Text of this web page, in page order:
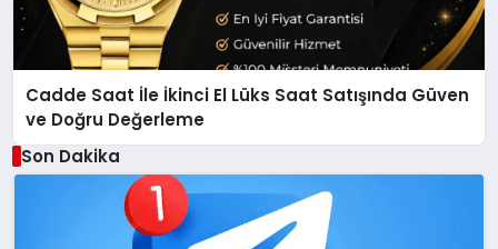
Cadde Saat İle İkinci El Lüks Saat Satışında Güven
ve Doğru Değerleme
Son Dakika